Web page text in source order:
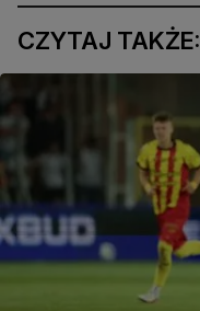
CZYTAJ TAKŻE: